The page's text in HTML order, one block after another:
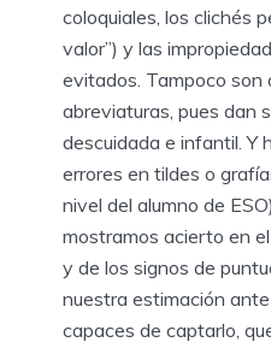
coloquiales, los clichés
valor”) y las
evitados. Tampoco son
abreviaturas, pues dan
descuidada e infantil. Y
errores en tildes o
nivel del alumno de
mostramos acierto en
y de los signos de
nuestra estimación
capaces de captarlo,